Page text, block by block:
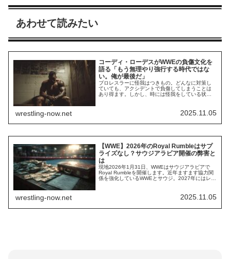
あわせて読みたい
コーディ・ローデスがWWEの負傷文化を
語る「もう無理やり強行する時代ではな
い。俺が最後だ」
プロレスラーに怪我はつきもの。どんなに対策し
ていても、アクシデントで負傷してしまうことは
あり得ます。しかし、時には怪我をしている状態
スは大胸筋断裂の大怪我を負いながらセス・ロリ
ンズと対戦。胸元が変色した状態で戦うコーディ
wrestling-now.net 2025.11.05
【WWE】2026年のRoyal Rumbleはサプ
ライズなし？サウジアラビア開催の弊害と
は
現地2026年1月31日、WWEはサウジアラビアで
Royal Rumbleを開催します。近年ますます協力関
係を強化しているWWEとサウジ。2027年にはレッ
年恒例の「サプライズ」に影響するかもしれませ
ん。レスリング・オブザーバーのデイブ・メルツ
wrestling-now.net 2025.11.05